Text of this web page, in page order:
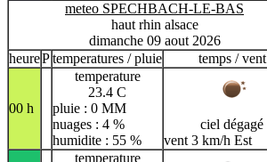
meteo SPECHBACH-LE-BAS
haut rhin alsace
dimanche 09 aout 2026
heurePtemperatures / pluie temps / vent
00 h
temperature
23.4 C
pluie : 0 MM
nuages : 4 %
humidite : 55 %
ciel dégagé
vent 3 km/h Est
temperature